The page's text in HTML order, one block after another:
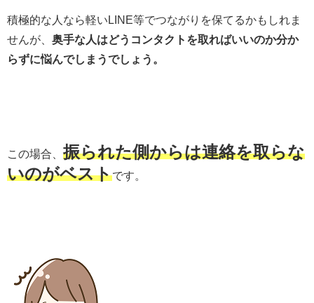
積極的な人なら軽いLINE等でつながりを保てるかもしれま
せんが、 奥手な人はどうコンタクトを取ればいいのか分か
らずに悩んでしまうでしょう。
この場合、 振られた側からは連絡を取らな
いのがベストです。